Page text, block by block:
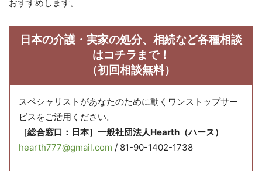
おすすめします。
日本の介護・実家の処分、相続など各種相談
はコチラまで！
（初回相談無料）
スペシャリストがあなたのために動くワンストップサー
ビスをご活用ください。
［総合窓口：日本］一般社団法人Hearth（ハース）
hearth777@gmail.com / 81-90-1402-1738